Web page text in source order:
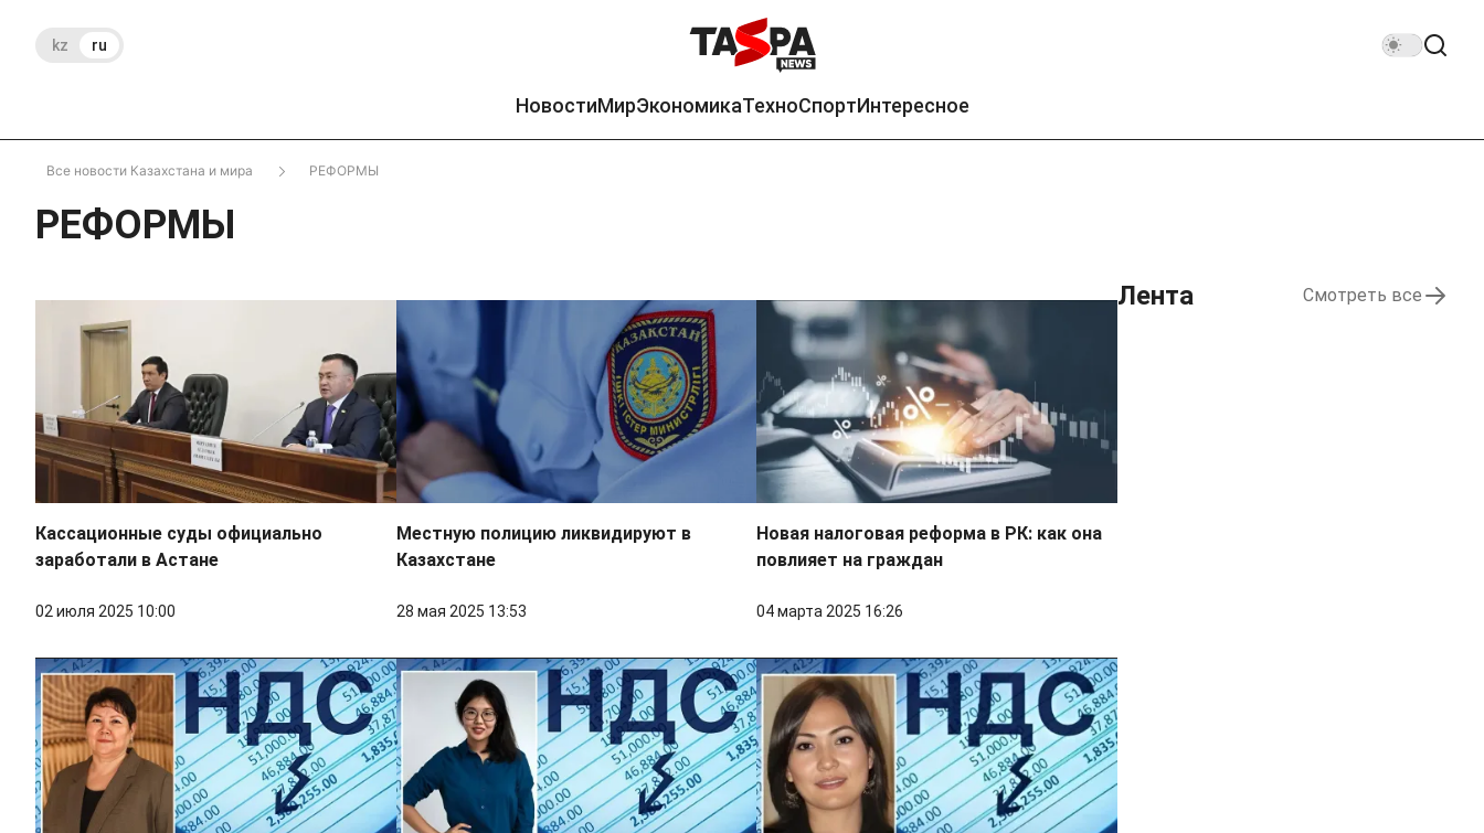
kz ru
НовостиМирЭкономикаТехноСпортИнтересное
Все новости Казахстана и мира РЕФОРМЫ
РЕФОРМЫ
Кассационные суды официально
заработали в Астане
02 июля 2025 10:00
Местную полицию ликвидируют в
Казахстане
28 мая 2025 13:53
Новая налоговая реформа в РК: как она
повлияет на граждан
04 марта 2025 16:26
Лента Смотреть все